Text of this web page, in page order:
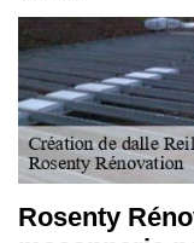
Rosenty